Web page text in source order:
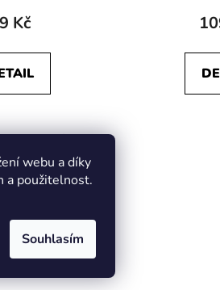
webu a díky
a použitelnost.
Souhlasím
Kč
Kód:53881